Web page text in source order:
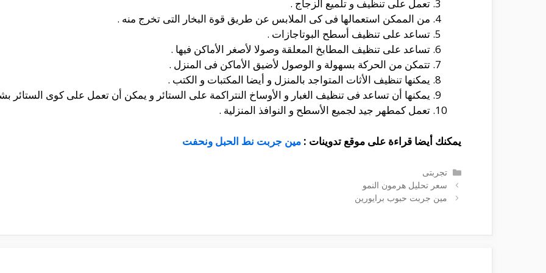
تعمل على تنظيف و تلميع الزجاج .
من الممكن استعمالها فى كى الملابس عن طريق قوة البخار التى تخرج منه .
تساعد على تنظيف أسطح البوتاجازات .
تساعد على تنظيف المطابخ المعلقة وصولا لأصغر الأماكن فيها .
تتمكن من الحركة بسهولة و الوصول لأضيق الأماكن فى المنزل .
يمكنها تنظيف الأثات المتواجد بالمنزل و أيضا المكتبات و الكتب .
يمكنها أن تساعد فى تنظيف الغبار و الأوساخ النتراكمة على الستائر و يمكن أن تعمل على كوى الستائر
تعمل كمطهر جيد لجميع الأسطح و النوافذ المنزلية .
يمكنك أيضا قراءة على موقع تدوينات : مين جربت نط الحبل ونحفت
التصنيفات
تجربتى
سعر تحليل هرمون النمو
مين جربت حبوب برايورين